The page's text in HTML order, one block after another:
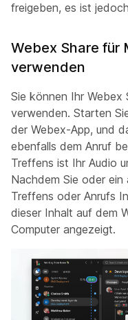
freigeben, es ist
Webex Share für
verwenden
Sie können Ihr Webex
verwenden. Starten
der Webex-App, und
ebenfalls dem Anruf
Treffens ist Ihr Audio
Nachdem Sie oder ein
Treffens oder Anrufs
dieser Inhalt auf dem
Computer angezeigt.